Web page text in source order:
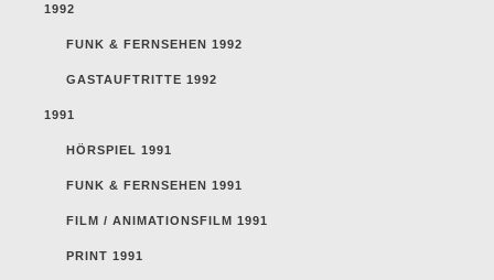
1992
FUNK & FERNSEHEN 1992
GASTAUFTRITTE 1992
1991
HÖRSPIEL 1991
FUNK & FERNSEHEN 1991
FILM / ANIMATIONSFILM 1991
PRINT 1991